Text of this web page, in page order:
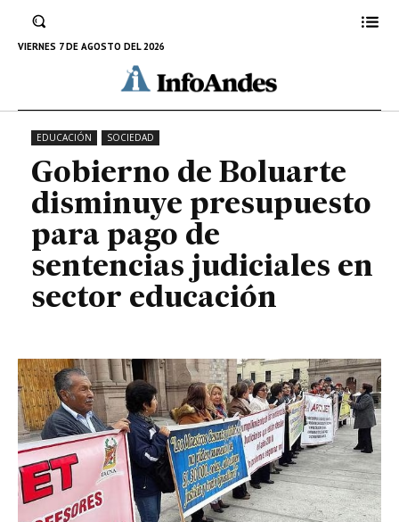
VIERNES 7 DE AGOSTO DEL 2026
sentencias judiciales en sector
educación
1 DE FEBRERO DE 2024
EDUCACIÓN SOCIEDAD
Gobierno de Boluarte
disminuye presupuesto
para pago de
sentencias judiciales en
sector educación